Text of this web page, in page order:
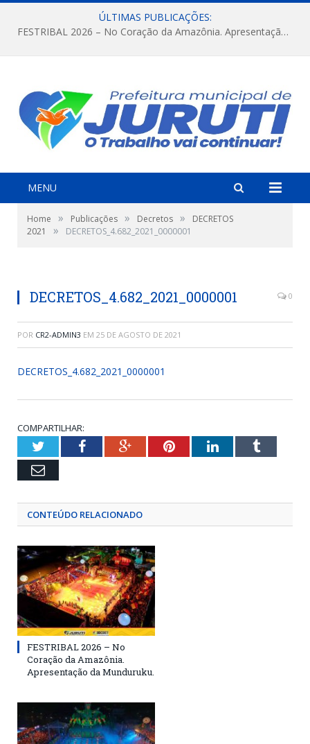
ÚLTIMAS PUBLICAÇÕES:
FESTRIBAL 2026 – No Coração da Amazônia. Apresentação da Munduruku.
MENU
Home » Publicações » Decretos »
DECRETOS
2021
» DECRETOS_4.682_2021_0000001
DECRETOS_4.682_2021_0000001 0
POR CR2-ADMIN3 EM 25 DE AGOSTO DE 2021
DECRETOS_4.682_2021_0000001
COMPARTILHAR:
TwitterFacebookGoogle+PinterestLinkedInTumblr
Email
CONTEÚDO RELACIONADO
FESTRIBAL 2026 – No
Coração da Amazônia.
Apresentação da Munduruku.